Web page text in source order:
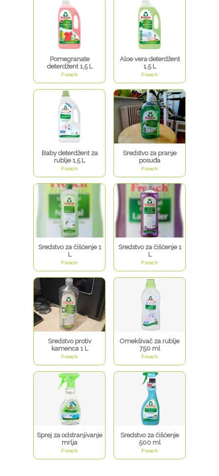
Pomegranate
deterdžent 1,5 L
Frosch
Aloe vera deterdžent
1,5 L
Frosch
Baby deterdžent za
rublje 1,5 L
Frosch
Sredstvo za pranje
posuđa
Frosch
Sredstvo za čišćenje 1
L
Frosch
Sredstvo za čišćenje 1
L
Frosch
Sredstvo protiv
kamenca 1 L
Frosch
Omekšivač za rublje
750 ml
Frosch
Sprej za odstranjivanje
mrlja
Frosch
Sredstvo za čišćenje
500 ml
Frosch